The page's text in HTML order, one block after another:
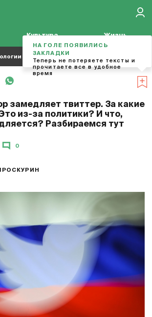
Культура Жизнь
Кино Футбол
замедляет твиттер. За какие
из-за политики? И что,
Разбираемся тут
0
НА ГОЛЕ ПОЯВИЛИСЬ
ЗАКЛАДКИ
Теперь не потеряете тексты и
прочитаете все в удобное
время